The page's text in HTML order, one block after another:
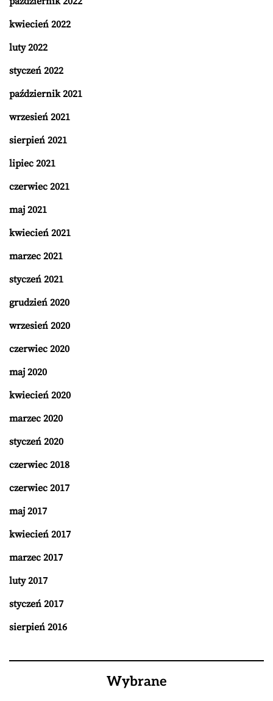
kwiecień 2022
luty 2022
styczeń 2022
październik 2021
wrzesień 2021
sierpień 2021
lipiec 2021
czerwiec 2021
maj 2021
kwiecień 2021
marzec 2021
styczeń 2021
grudzień 2020
wrzesień 2020
czerwiec 2020
maj 2020
kwiecień 2020
marzec 2020
styczeń 2020
czerwiec 2018
czerwiec 2017
maj 2017
kwiecień 2017
marzec 2017
luty 2017
styczeń 2017
sierpień 2016
Wybrane